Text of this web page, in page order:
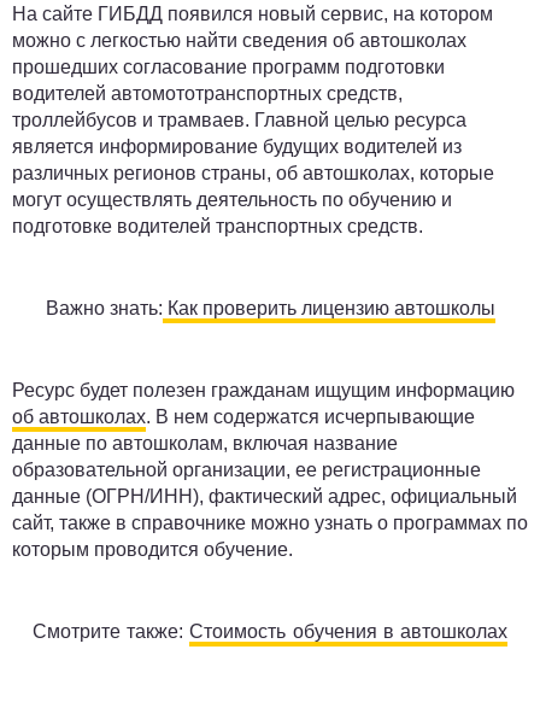
На сайте ГИБДД появился новый сервис, на котором
можно с легкостью найти сведения об автошколах
прошедших согласование программ подготовки
водителей автомототранспортных средств,
троллейбусов и трамваев. Главной целью ресурса
является информирование будущих водителей из
различных регионов страны, об автошколах, которые
могут осуществлять деятельность по обучению и
подготовке водителей транспортных средств.
Важно знать: Как проверить лицензию автошколы
Ресурс будет полезен гражданам ищущим информацию
об автошколах. В нем содержатся исчерпывающие
данные по автошколам, включая название
образовательной организации, ее регистрационные
данные (ОГРН/ИНН), фактический адрес, официальный
сайт, также в справочнике можно узнать о программах по
которым проводится обучение.
Смотрите также:Стоимость обучения в автошколах